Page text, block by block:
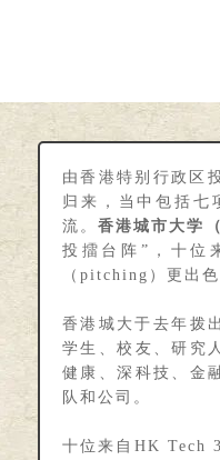
由香港特别行政区
归来，当中包括七
流。香港城市大学
投擂台阵”，十位
（pitching）更出
香港城大于去年拨
学生、校友、研究
健康、深科技、金
队和公司。
十位来自HK Tech